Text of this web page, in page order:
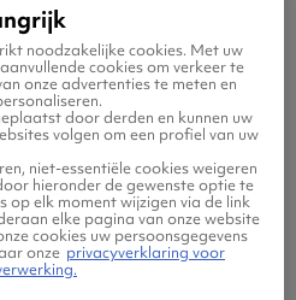
paleis en heeft een
werken die tot 5000
een bibliotheek die je
moet zien, is de
Library met zijn
glas-in-
plafonds.
and Industry
noodzakelijke cookies. Met uw
cookies om verkeer te
onze advertenties te meten en
door derden en kunnen uw
volgen om een profiel van uw
niet-essentiële cookies weigeren
hieronder de gewenste optie te
op elk moment wijzigen via de link
elke pagina van onze website
cookies uw persoonsgegevens
onze privacyverklaring voor